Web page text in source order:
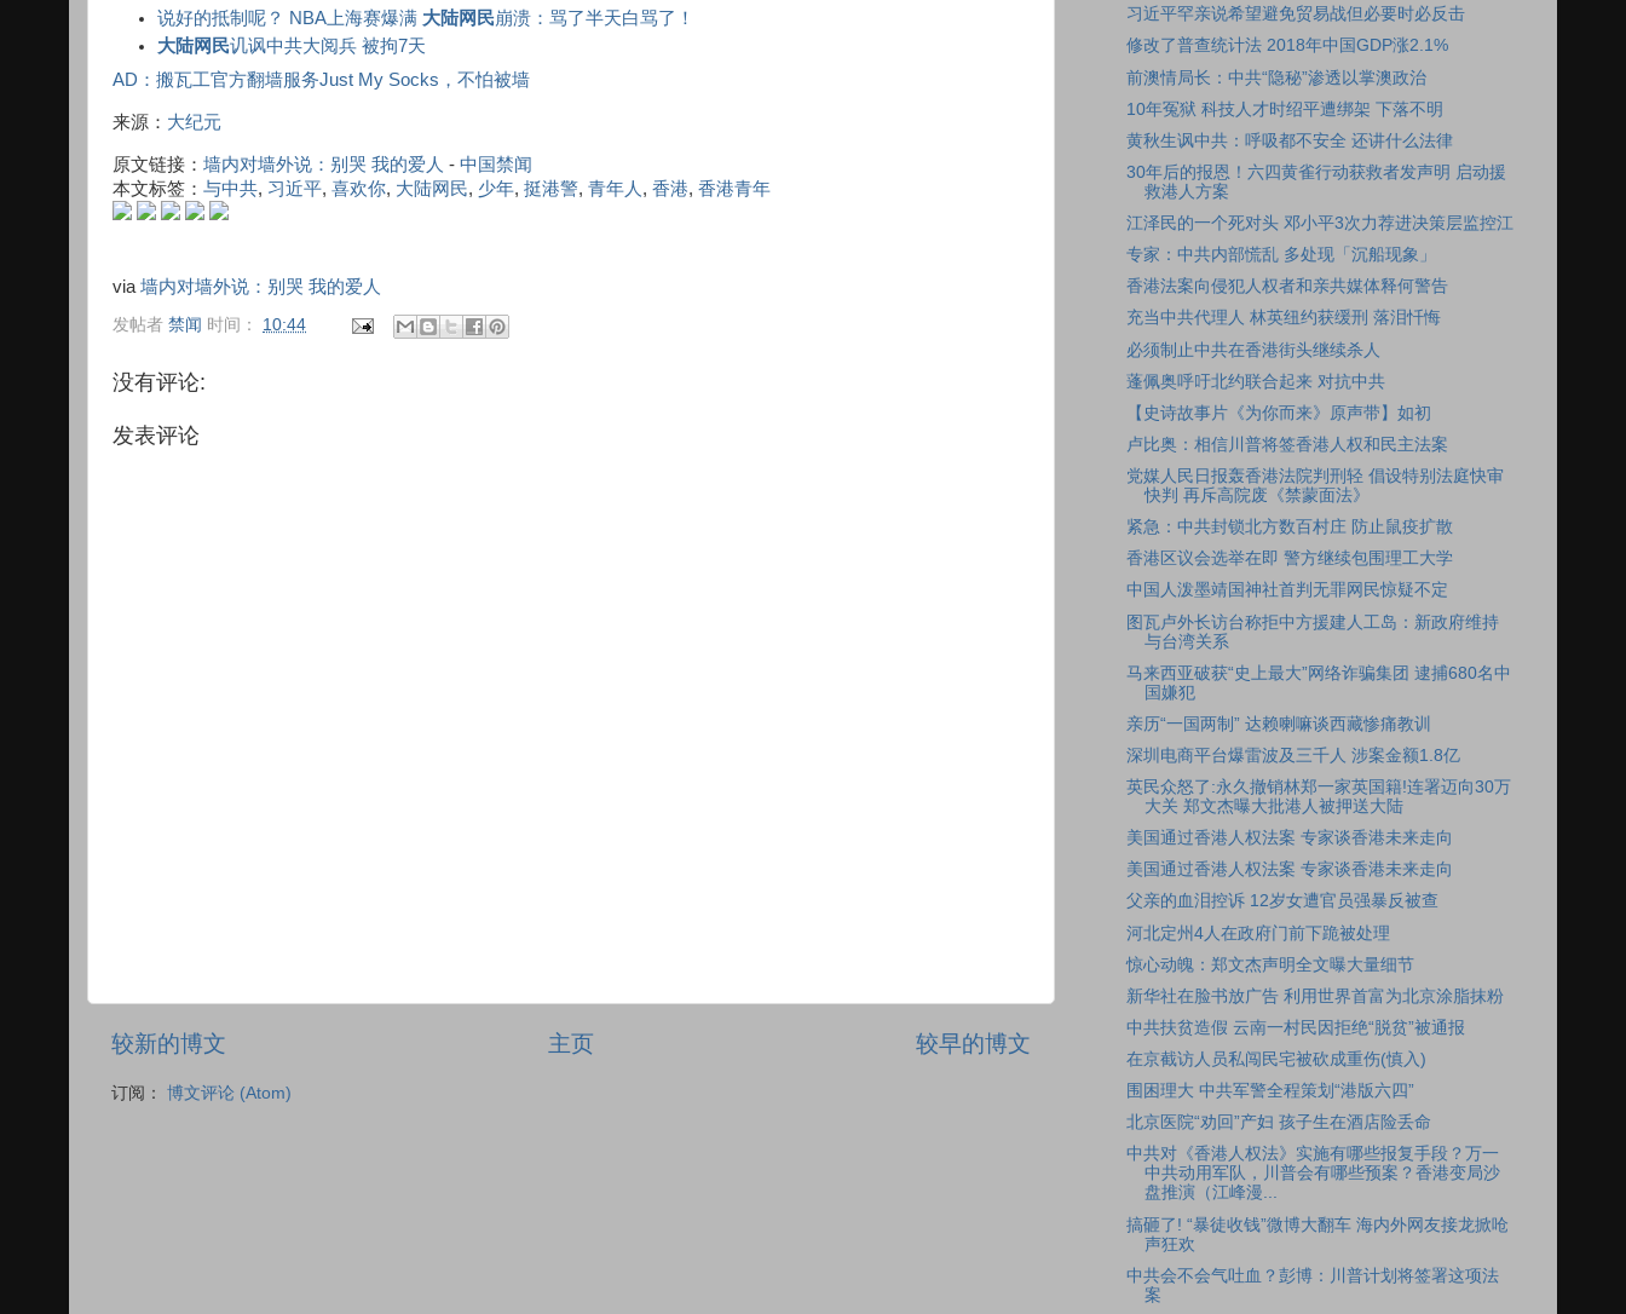
说好的抵制呢？ NBA上海赛爆满 大陆网民崩溃：骂了半天白骂了！
大陆网民讥讽中共大阅兵 被拘7天
AD：搬瓦工官方翻墙服务Just My Socks，不怕被墙
来源： 大纪元
原文链接： 墙内对墙外说：别哭 我的爱人 - 中国禁闻
本文标签： 与中共, 习近平, 喜欢你, 大陆网民, 少年, 挺港警, 青年人 , 香港, 香港青年
via 墙内对墙外说：别哭 我的爱人
发帖者 禁闻 时间： 10:44
没有评论:
发表评论
较新的博文 较早的博文
主页
订阅： 博文评论 (Atom)
习近平罕亲说希望避免贸易战但必要时必反击
修改了普查统计法 2018年中国GDP涨2.1%
前澳情局长：中共“隐秘”渗透以掌澳政治
10年冤狱 科技人才时绍平遭绑架 下落不明
黄秋生讽中共：呼吸都不安全 还讲什么法律
30年后的报恩！六四黄雀行动获救者发声明 启动援
救港人方案
江泽民的一个死对头 邓小平3次力荐进决策层监控江
专家：中共内部慌乱 多处现「沉船现象」
香港法案向侵犯人权者和亲共媒体释何警告
充当中共代理人 林英纽约获缓刑 落泪忏悔
必须制止中共在香港街头继续杀人
蓬佩奥呼吁北约联合起来 对抗中共
【史诗故事片《为你而来》原声带】如初
卢比奥：相信川普将签香港人权和民主法案
党媒人民日报轰香港法院判刑轻 倡设特别法庭快审
快判 再斥高院废《禁蒙面法》
紧急：中共封锁北方数百村庄 防止鼠疫扩散
香港区议会选举在即 警方继续包围理工大学
中国人泼墨靖国神社首判无罪网民惊疑不定
图瓦卢外长访台称拒中方援建人工岛：新政府维持
与台湾关系
马来西亚破获“史上最大”网络诈骗集团 逮捕680名中
国嫌犯
亲历“一国两制” 达赖喇嘛谈西藏惨痛教训
深圳电商平台爆雷波及三千人 涉案金额1.8亿
英民众怒了:永久撤销林郑一家英国籍!连署迈向30万
大关 郑文杰曝大批港人被押送大陆
美国通过香港人权法案 专家谈香港未来走向
美国通过香港人权法案 专家谈香港未来走向
父亲的血泪控诉 12岁女遭官员强暴反被查
河北定州4人在政府门前下跪被处理
惊心动魄：郑文杰声明全文曝大量细节
新华社在脸书放广告 利用世界首富为北京涂脂抹粉
中共扶贫造假 云南一村民因拒绝“脱贫”被通报
在京截访人员私闯民宅被砍成重伤(慎入)
围困理大 中共军警全程策划“港版六四”
北京医院“劝回”产妇 孩子生在酒店险丢命
中共对《香港人权法》实施有哪些报复手段？万一
中共动用军队，川普会有哪些预案？香港变局沙
盘推演（江峰漫...
搞砸了! “暴徒收钱”微博大翻车 海内外网友接龙掀呛
声狂欢
中共会不会气吐血？彭博：川普计划将签署这项法
案